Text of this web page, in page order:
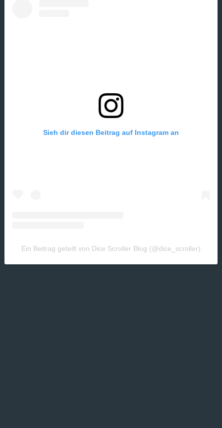
Sieh dir diesen Beitrag auf Instagram an
Ein Beitrag geteilt von Dice Scroller Blog (@dice_scroller)